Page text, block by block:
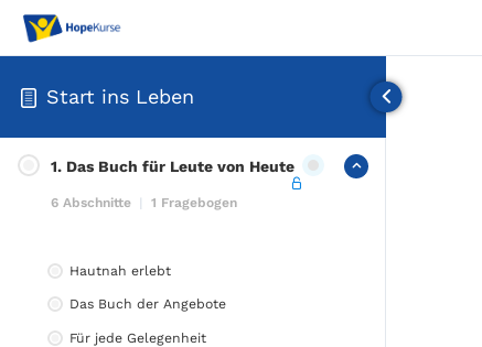
Start ins Leben
1. Das Buch für Leute von Heute
6 Abschnitte 1 Fragebogen
Hautnah erlebt
Das Buch der Angebote
Für jede Gelegenheit